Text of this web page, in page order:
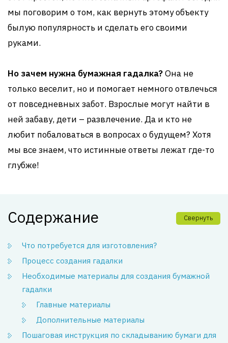
мы поговорим о том, как вернуть этому объекту
былую популярность и сделать его своими
руками.
Но зачем нужна бумажная гадалка?Она не
только веселит, но и помогает немного отвлечься
от повседневных забот. Взрослые могут найти в
ней забаву, дети – развлечение. Да и кто не
любит побаловаться в вопросах о будущем? Хотя
мы все знаем, что истинные ответы лежат где-то
глубже!
Содержание Свернуть
Что потребуется для изготовления?
Процесс создания гадалки
Необходимые материалы для создания бумажной
гадалки
Главные материалы
Дополнительные материалы
Пошаговая инструкция по складыванию бумаги для